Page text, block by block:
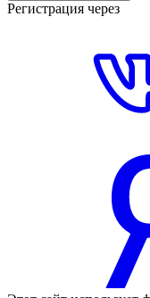
Регистрация через